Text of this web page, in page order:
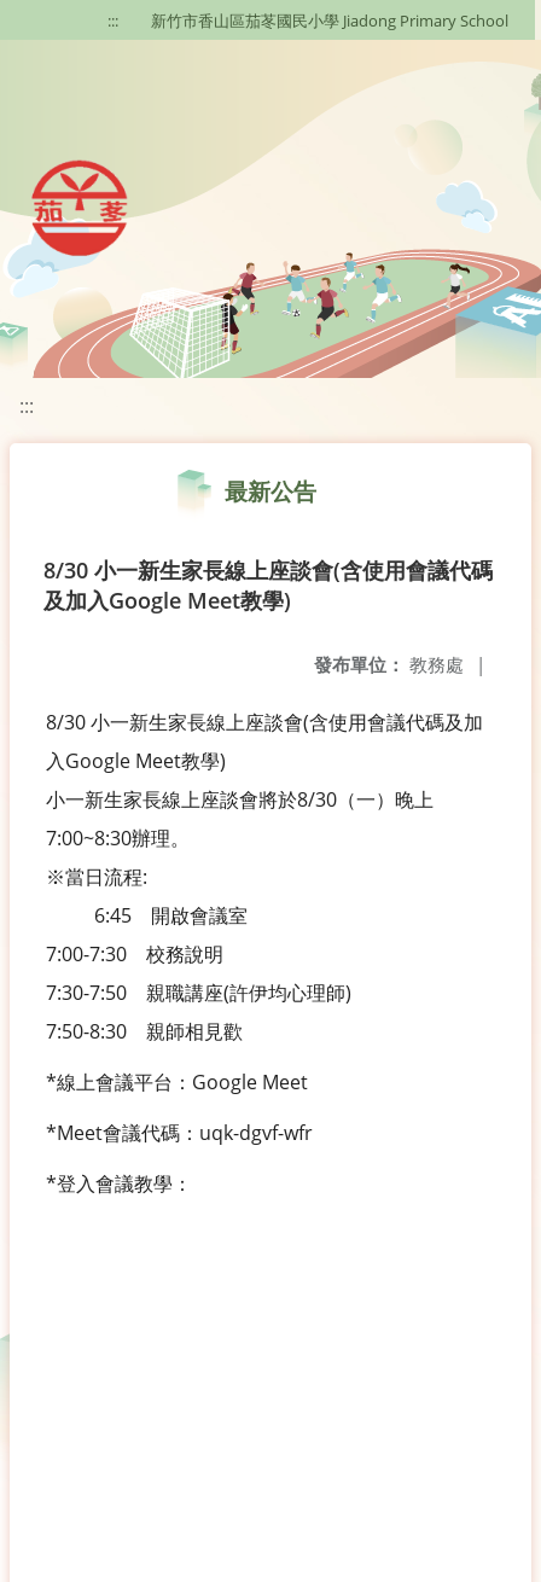
移至網頁之主要內容區位置
::: 新竹市香山區茄苳國民小學 Jiadong Primary School
:::
最新公告
8/30 小一新生家長線上座談會(含使用會議代碼
及加入Google Meet教學)
發布單位： 教務處 |
8/30 小一新生家長線上座談會(含使用會議代碼及加
入Google Meet教學)
小一新生家長線上座談會將於8/30（一）晚上
7:00~8:30辦理。
※當日流程:
6:45 開啟會議室
7:00-7:30 校務說明
7:30-7:50 親職講座(許伊均心理師)
7:50-8:30 親師相見歡
*線上會議平台：Google Meet
*Meet會議代碼：uqk-dgvf-wfr
*登入會議教學：